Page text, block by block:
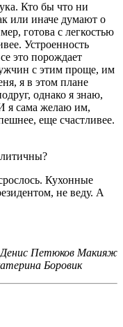
Кто бы что ни
или иначе думают о
готова с легкостью
Устроенность
это порождает
с этим проще, им
я в этом плане
однако я знаю,
я сама желаю им,
еще счастливее.
Кухонные
не веду. А
Петюков Макияж
Боровик